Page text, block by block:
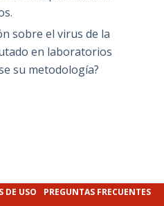
sobre el virus de la
en laboratorios
su metodología?
DE USO PREGUNTAS FRECUENTES